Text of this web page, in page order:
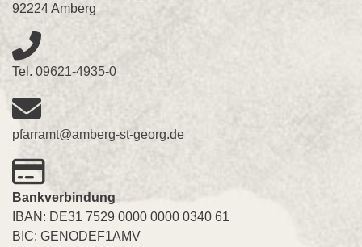
92224 Amberg
Tel. 09621-4935-0
pfarramt@amberg-st-georg.de
Bankverbindung
IBAN: DE31 7529 0000 0000 0340 61
BIC: GENODEF1AMV